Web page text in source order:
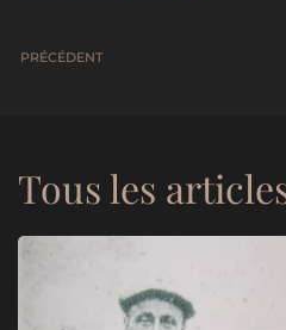
PRÉCÉDENT
Tous les